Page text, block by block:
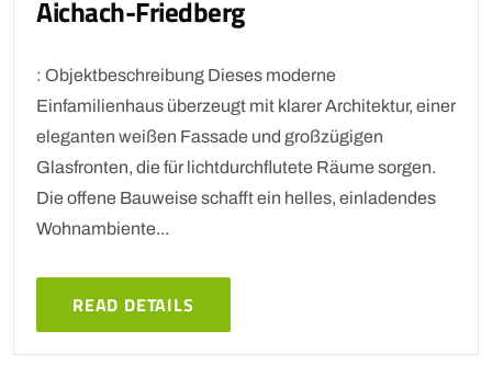
Aichach-Friedberg
: Objektbeschreibung Dieses moderne
Einfamilienhaus überzeugt mit klarer Architektur, einer
eleganten weißen Fassade und großzügigen
Glasfronten, die für lichtdurchflutete Räume sorgen.
Die offene Bauweise schafft ein helles, einladendes
Wohnambiente...
READ DETAILS